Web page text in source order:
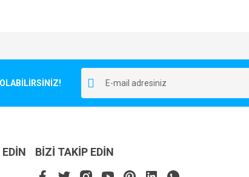
BİZİ TAKİP EDİN